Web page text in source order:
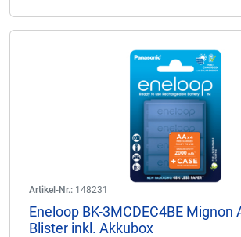
Artikel-Nr.: 148231
Eneloop BK-3MCDEC4BE Mignon
Blister inkl. Akkubox